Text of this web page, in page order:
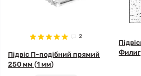
2
Підвіс П-подібний прямий
250 мм (1 мм)